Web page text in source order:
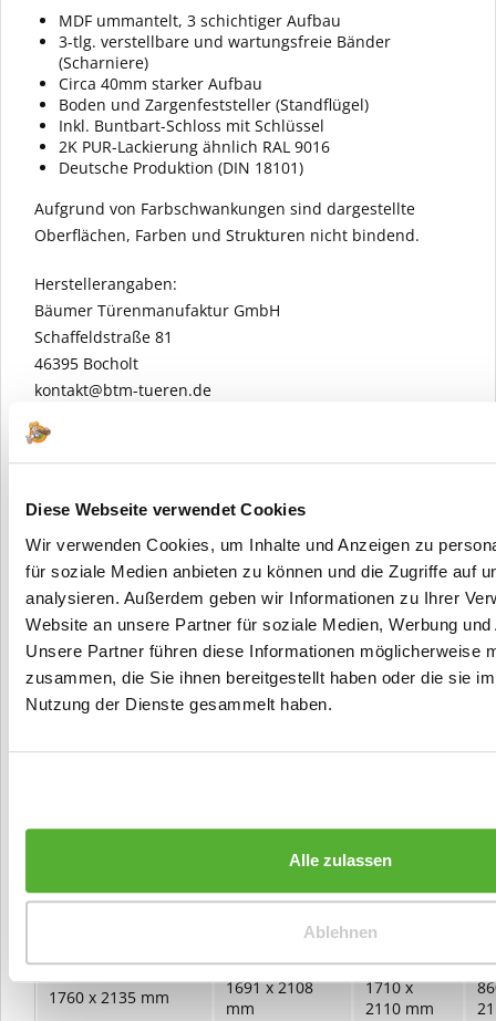
Diese Webseite verwendet Cookies
Wir verwenden Cookies, um Inhalte und Anzeigen zu
für soziale Medien anbieten zu können und die Zugriffe auf
analysieren. Außerdem geben wir Informationen zu Ihrer
Website an unsere Partner für soziale Medien, Werbung
Unsere Partner führen diese Informationen möglicherweise
zusammen, die Sie ihnen bereitgestellt haben oder die sie
Nutzung der Dienste gesammelt haben.
Alle zulassen
Ablehnen
MDF ummantelt, 3 schichtiger Aufbau
3-tlg. verstellbare und wartungsfreie Bänder
(Scharniere)
Circa 40mm starker Aufbau
Boden und Zargenfeststeller (Standflügel)
Inkl. Buntbart-Schloss mit Schlüssel
2K PUR-Lackierung ähnlich RAL 9016
Deutsche Produktion (DIN 18101)
Aufgrund von Farbschwankungen sind dargestellte
Oberflächen, Farben und Strukturen nicht bindend.
Herstellerangaben:
Bäumer Türenmanufaktur GmbH
Schaffeldstraße 81
46395 Bocholt
kontakt@btm-tueren.de
Hilfe bei der Maßfestlegung - 2-
flügelige Türen und Zargen
Rohbaumaß (RBM)
Zargenfalzmaß
1760 x 2010 mm
mm
1985 mm
1441 x 2108
1460 x
1760 x 2135 mm
1691 x 2108
mm
1710 x
2110 mm